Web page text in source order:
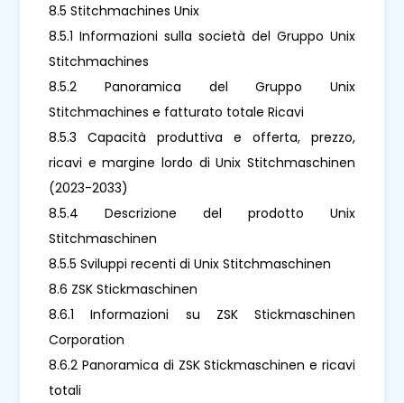
8.5 Stitchmachines Unix
8.5.1 Informazioni sulla società del Gruppo Unix
Stitchmachines
8.5.2 Panoramica del Gruppo Unix
Stitchmachines e fatturato totale Ricavi
8.5.3 Capacità produttiva e offerta, prezzo,
ricavi e margine lordo di Unix Stitchmaschinen
(2023-2033)
8.5.4 Descrizione del prodotto Unix
Stitchmaschinen
8.5.5 Sviluppi recenti di Unix Stitchmaschinen
8.6 ZSK Stickmaschinen
8.6.1 Informazioni su ZSK Stickmaschinen
Corporation
8.6.2 Panoramica di ZSK Stickmaschinen e ricavi
totali